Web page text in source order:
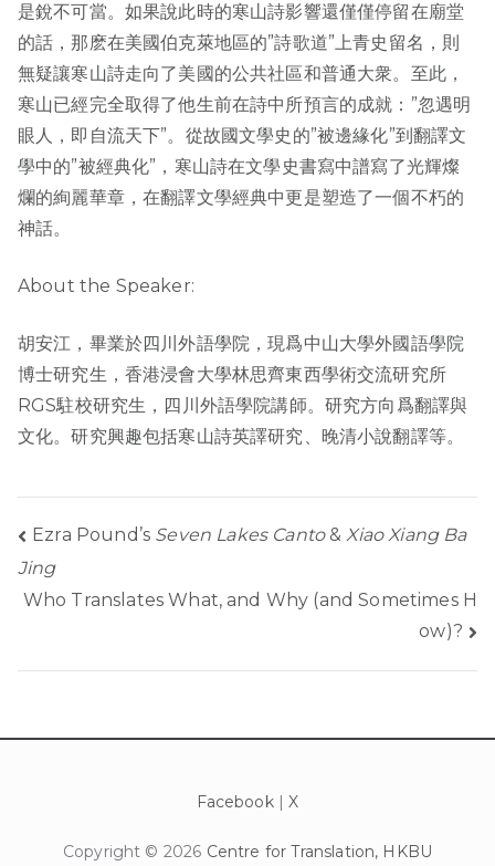
是銳不可當。如果說此時的寒山詩影響還僅僅停留在廟堂
的話，那麽在美國伯克萊地區的”詩歌道”上青史留名，則
無疑讓寒山詩走向了美國的公共社區和普通大衆。至此，
寒山已經完全取得了他生前在詩中所預言的成就：”忽遇明
眼人，即自流天下”。從故國文學史的”被邊緣化”到翻譯文
學中的”被經典化”，寒山詩在文學史書寫中譜寫了光輝燦
爛的絢麗華章，在翻譯文學經典中更是塑造了一個不朽的
神話。
About the Speaker:
胡安江，畢業於四川外語學院，現爲中山大學外國語學院
博士研究生，香港浸會大學林思齊東西學術交流研究所
RGS駐校研究生，四川外語學院講師。研究方向爲翻譯與
文化。研究興趣包括寒山詩英譯研究、晚清小說翻譯等。
Post
navigation
Ezra Pound’s Seven Lakes Canto&Xiao Xiang Ba
Jing
Who Translates What, and Why (and Sometimes H
ow)?
Facebook|X
Copyright © 2026 Centre for Translation, HKBU